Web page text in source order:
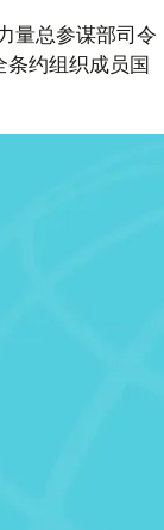
量总参谋部司令
约组织成员国